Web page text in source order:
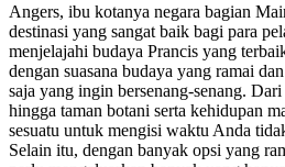
Angers, ibu kotanya negara bagian
destinasi yang sangat baik bagi para
menjelajahi budaya Prancis yang
dengan suasana budaya yang ramai
saja yang ingin bersenang-senang.
hingga taman botani serta kehidupan
sesuatu untuk mengisi waktu Anda
Selain itu, dengan banyak opsi yang